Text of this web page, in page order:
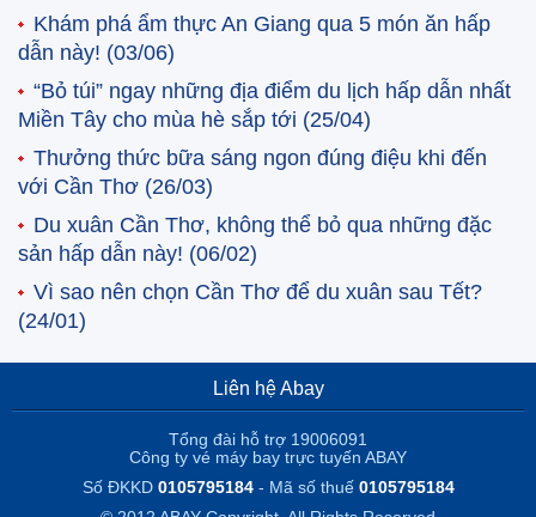
Khám phá ẩm thực An Giang qua 5 món ăn hấp
dẫn này! (03/06)
“Bỏ túi” ngay những địa điểm du lịch hấp dẫn nhất
Miền Tây cho mùa hè sắp tới (25/04)
Thưởng thức bữa sáng ngon đúng điệu khi đến
với Cần Thơ (26/03)
Du xuân Cần Thơ, không thể bỏ qua những đặc
sản hấp dẫn này! (06/02)
Vì sao nên chọn Cần Thơ để du xuân sau Tết?
(24/01)
Liên hệ Abay
Tổng đài hỗ trợ 19006091
Công ty vé máy bay trực tuyến ABAY
Số ĐKKD 0105795184- Mã số thuế 0105795184